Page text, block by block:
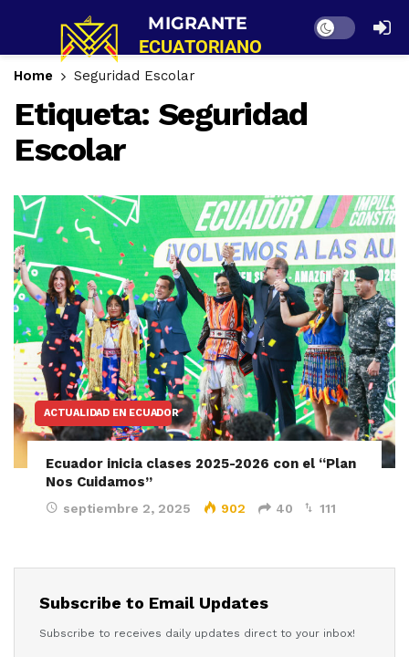
Dark mode
Home Seguridad Escolar
Etiqueta: Seguridad
Escolar
ACTUALIDAD EN ECUADOR
Ecuador inicia clases 2025-2026 con el “Plan
Nos Cuidamos”
septiembre 2, 2025 902 40 111
Subscribe to Email Updates
Subscribe to receives daily updates direct to your inbox!